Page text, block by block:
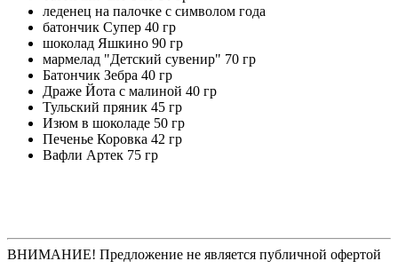
леденец на палочке с символом года
батончик Супер 40 гр
шоколад Яшкино 90 гр
мармелад "Детский сувенир" 70 гр
Батончик Зебра 40 гр
Драже Йота с малиной 40 гр
Тульский пряник 45 гр
Изюм в шоколаде 50 гр
Печенье Коровка 42 гр
Вафли Артек 75 гр
ВНИМАНИЕ! Предложение не является публичной офертой